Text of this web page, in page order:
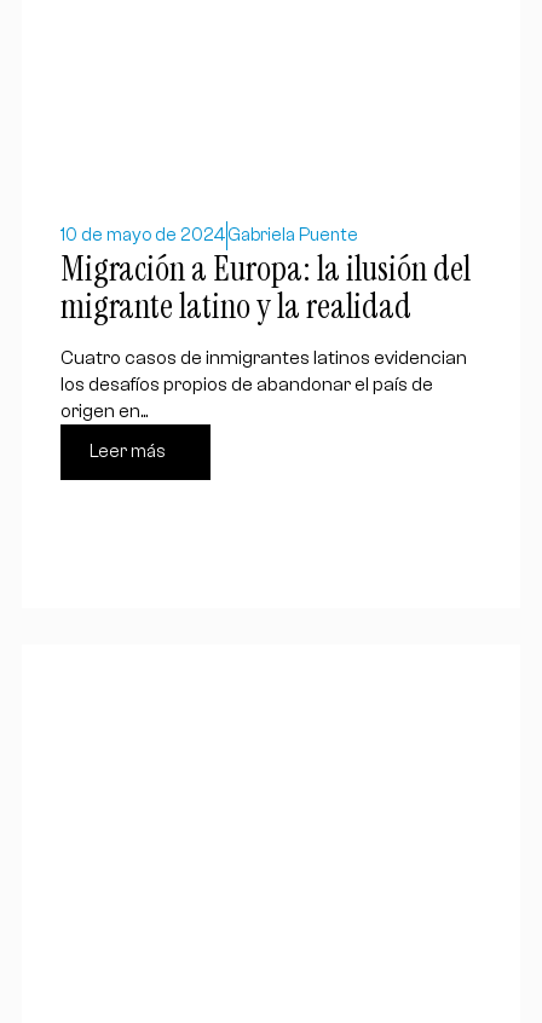
10 de mayo de 2024Gabriela Puente
Migración a Europa: la ilusión del
migrante latino y la realidad
Cuatro casos de inmigrantes latinos evidencian
los desafíos propios de abandonar el país de
origen en...
Leer más